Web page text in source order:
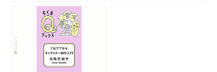
シリーズ・全集